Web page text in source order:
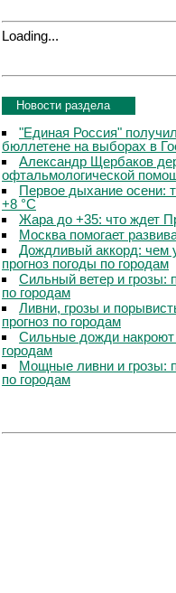
Loading...
Новости раздела
"Единая Россия"
бюллетене на выборах в
Александр Щербаков
офтальмологической
Первое дыхание осени:
+8 °C
Жара до +35: что ждет
Москва помогает
Дождливый аккорд: чем
прогноз погоды по городам
Сильный ветер и грозы:
по городам
Ливни, грозы и
прогноз по городам
Сильные дожди
городам
Мощные ливни и грозы:
по городам